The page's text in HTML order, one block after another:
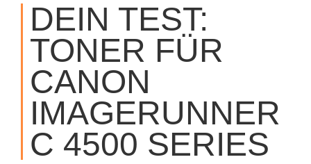
CONTENT
DEIN TEST:
TONER FÜR
CANON
IMAGERUNNER
C 4500 SERIES